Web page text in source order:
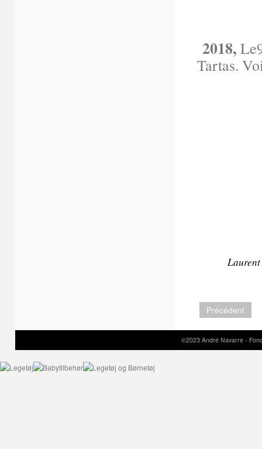
2018, Le
Tartas.
Précédent
©2023 André Navarre -